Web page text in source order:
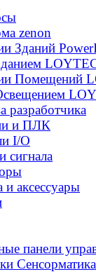
zenon
Зданий
Помещений
разработчика
и ПЛК
I/O
сигнала
аксессуары
панели
Сенсорматика